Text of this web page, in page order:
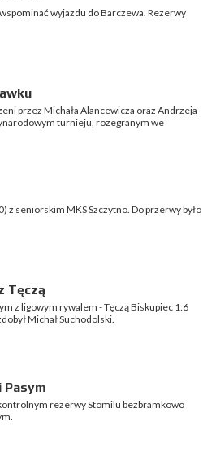
wyjazdu do Barczewa. Rezerwy
przez Michała Alancewicza oraz Andrzeja
turnieju, rozegranym we
z seniorskim MKS Szczytno. Do przerwy było
Tęczą
z ligowym rywalem - Tęczą Biskupiec 1:6
Michał Suchodolski.
Pasym
rezerwy Stomilu bezbramkowo